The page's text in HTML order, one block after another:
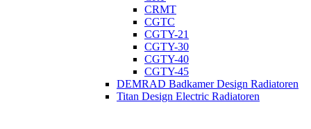
CRMT
CGTC
CGTY-21
CGTY-30
CGTY-40
CGTY-45
DEMRAD Badkamer Design Radiatoren
Titan Design Electric Radiatoren